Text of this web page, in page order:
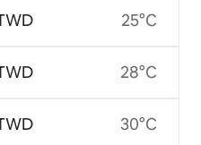
25°C
28°C
30°C